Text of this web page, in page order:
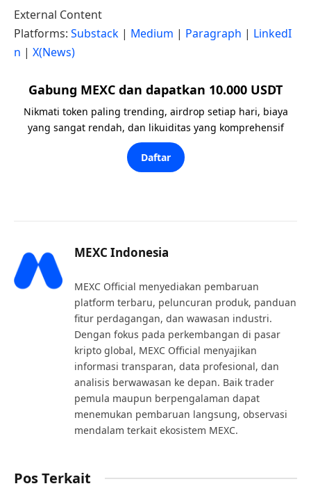
External Content
Platforms: Substack | Medium | Paragraph | LinkedI
n | X(News)
Gabung MEXC dan dapatkan 10.000 USDT
Nikmati token paling trending, airdrop setiap hari, biaya
yang sangat rendah, dan likuiditas yang komprehensif
Daftar
MEXC Indonesia
MEXC Official menyediakan pembaruan
platform terbaru, peluncuran produk, panduan
fitur perdagangan, dan wawasan industri.
Dengan fokus pada perkembangan di pasar
kripto global, MEXC Official menyajikan
informasi transparan, data profesional, dan
analisis berwawasan ke depan. Baik trader
pemula maupun berpengalaman dapat
menemukan pembaruan langsung, observasi
mendalam terkait ekosistem MEXC.
Pos Terkait